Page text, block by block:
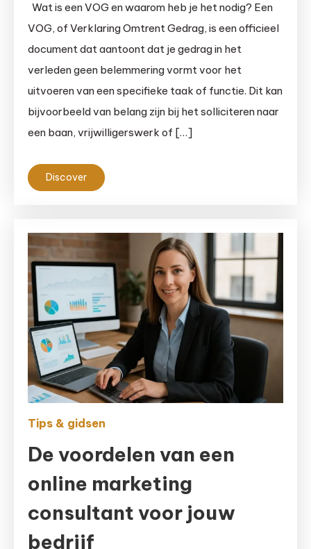
Wat is een VOG en waarom heb je het nodig? Een
VOG, of Verklaring Omtrent Gedrag, is een officieel
document dat aantoont dat je gedrag in het
verleden geen belemmering vormt voor het
uitvoeren van een specifieke taak of functie. Dit kan
bijvoorbeeld van belang zijn bij het solliciteren naar
een baan, vrijwilligerswerk of […]
Discover
Tips & gidsen
De voordelen van een
online marketing
consultant voor jouw
bedrijf